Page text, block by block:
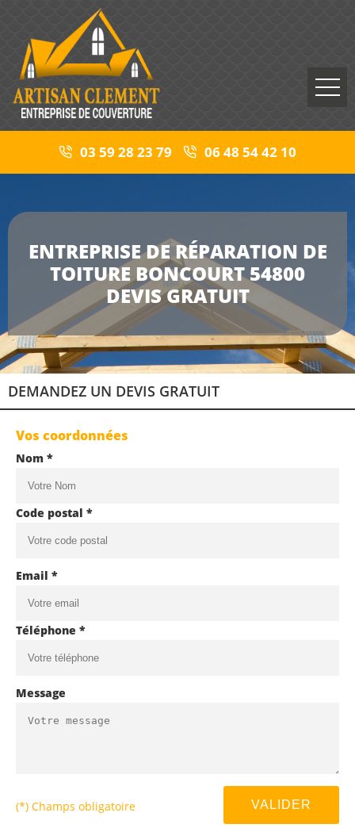
03 59 28 23 79 06 48 54 42 10
ENTREPRISE DE RÉPARATION DE
TOITURE BONCOURT 54800
DEVIS GRATUIT
DEMANDEZ UN DEVIS GRATUIT
Vos coordonnées
Nom *
Code postal *
Email *
Téléphone *
Message
(*) Champs obligatoire